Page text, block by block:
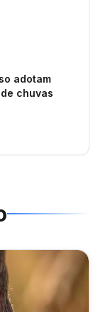
adotam
chuvas